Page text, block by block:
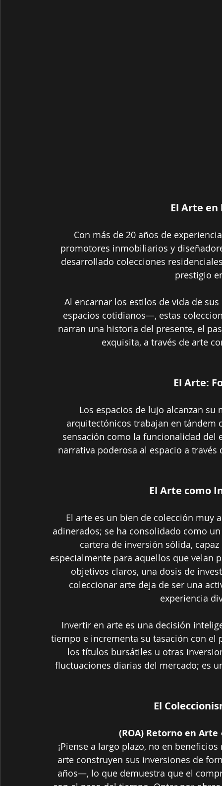
El Arte
Con más de 20 años de
promotores inmobiliarios y
desarrollado colecciones
prestigio
Al encarnar los estilos de vida de
espacios cotidianos—, estas
narran una historia del presente, el
exquisita, a través de arte
El Arte:
Los espacios de lujo alcanzan
arquitectónicos trabajan en tándem
sensación como la funcionalidad del
narrativa poderosa al espacio a
El Arte como
El arte es un bien de colección
adinerados; se ha consolidado como
cartera de inversión sólida,
especialmente para aquellos que velan
objetivos claros, una dosis de
coleccionar arte deja de ser una
experiencia
Invertir en arte es una decisión
tiempo e incrementa su tasación con el
los títulos bursátiles u otras
fluctuaciones diarias del mercado; es
El
(ROA) Retorno en
¡Piense a largo plazo, no en
arte construyen sus inversiones de
años—, lo que demuestra que el